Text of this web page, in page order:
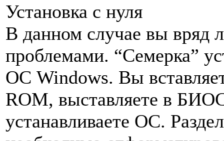
Установка с нуля
В данном случае вы вряд
проблемами. “Семерка”
ОС Windows. Вы
ROM, выставляете в
устанавливаете ОС.